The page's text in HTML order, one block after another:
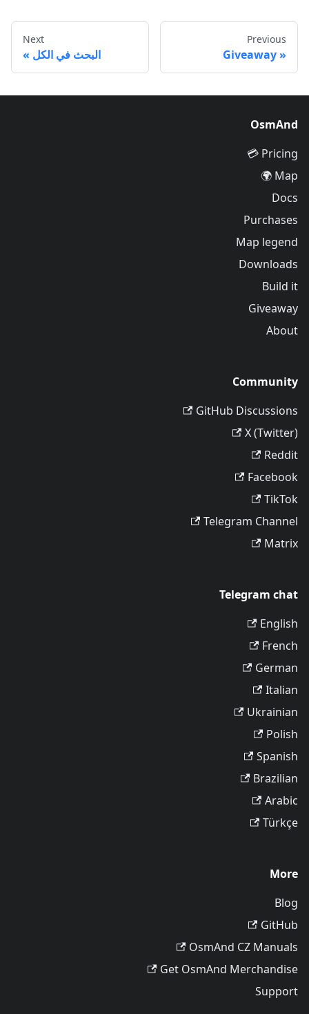
Previous
Giveaway
Next
البحث في الكل
OsmAnd
Pricing 💳
Map 🌍
Docs
Purchases
Map legend
Downloads
Build it
Giveaway
About
Community
GitHub Discussions
X (Twitter)
Reddit
Facebook
TikTok
Telegram Channel
Matrix
Telegram chat
English
French
German
Italian
Ukrainian
Polish
Spanish
Brazilian
Arabic
Türkçe
More
Blog
GitHub
OsmAnd CZ Manuals
Get OsmAnd Merchandise
Support